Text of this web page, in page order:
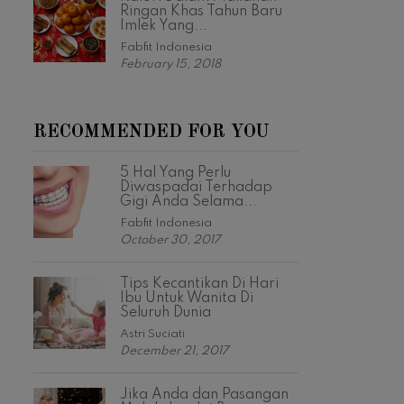
Ringan Khas Tahun Baru
Imlek Yang...
Fabfit Indonesia
February 15, 2018
RECOMMENDED FOR YOU
5 Hal Yang Perlu
Diwaspadai Terhadap
Gigi Anda Selama...
Fabfit Indonesia
October 30, 2017
Tips Kecantikan Di Hari
Ibu Untuk Wanita Di
Seluruh Dunia
Astri Suciati
December 21, 2017
Jika Anda dan Pasangan